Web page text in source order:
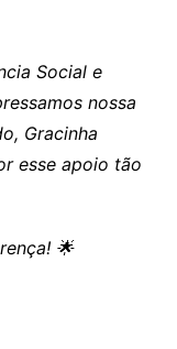
Social e
nossa
Gracinha
esse apoio tão
🌟